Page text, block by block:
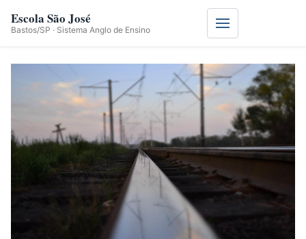
Escola São José
Bastos/SP · Sistema Anglo de Ensino Menu